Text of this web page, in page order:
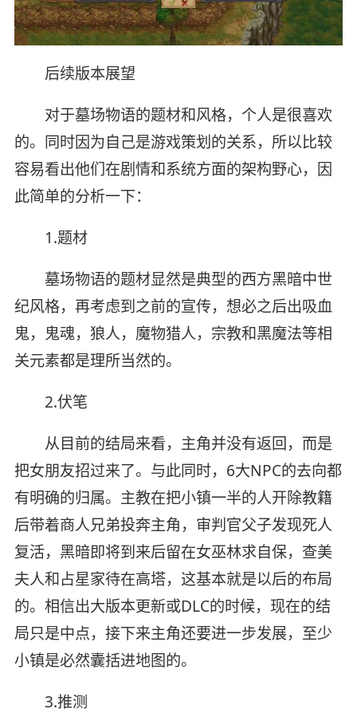
后续版本展望
对于墓场物语的题材和风格，个人是很喜欢
的。同时因为自己是游戏策划的关系，所以比较
容易看出他们在剧情和系统方面的架构野心，因
此简单的分析一下：
1.题材
墓场物语的题材显然是典型的西方黑暗中世
纪风格，再考虑到之前的宣传，想必之后出吸血
鬼，鬼魂，狼人，魔物猎人，宗教和黑魔法等相
关元素都是理所当然的。
2.伏笔
从目前的结局来看，主角并没有返回，而是
把女朋友招过来了。与此同时，6大NPC的去向都
有明确的归属。主教在把小镇一半的人开除教籍
后带着商人兄弟投奔主角，审判官父子发现死人
复活，黑暗即将到来后留在女巫林求自保，查美
夫人和占星家待在高塔，这基本就是以后的布局
的。相信出大版本更新或DLC的时候，现在的结
局只是中点，接下来主角还要进一步发展，至少
小镇是必然囊括进地图的。
3.推测